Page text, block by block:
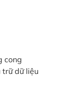
cong
dữ liệu